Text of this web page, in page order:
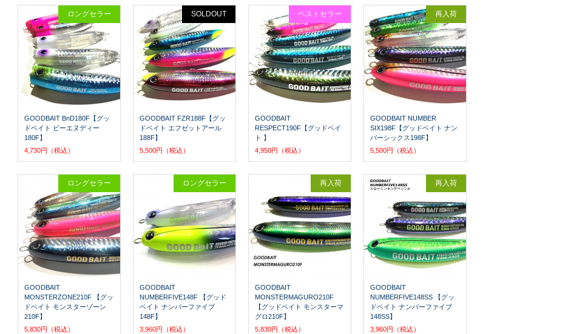
GOODBAIT BnD180F【グッ
ドベイト ビーエヌディー
180F】
4,730円（税込）
ロングセラー
GOODBAIT FZR188F【グッ
ドベイト エフゼットアール
188F】
5,500円（税込）
SOLDOUT
GOODBAIT
RESPECT190F【グッドベイ
ト 】
4,950円（税込）
ベストセラー
GOODBAIT NUMBER
SIX198F【グッドベイト ナン
バーシックス198F】
5,500円（税込）
再入荷
GOODBAIT
MONSTERZONE210F 【グッ
ドベイト モンスターゾーン
210F】
5,830円（税込）
ロングセラー
GOODBAIT
NUMBERFIVE148F 【グッド
ベイト ナンバーファイブ
148F】
3,960円（税込）
ロングセラー
GOODBAIT
MONSTERMAGURO210F
【グッドベイト モンスターマ
グロ210F】
5,830円（税込）
再入荷
GOODBAIT
NUMBERFIVE148SS 【グッ
ドベイト ナンバーファイブ
148SS】
3,960円（税込）
再入荷